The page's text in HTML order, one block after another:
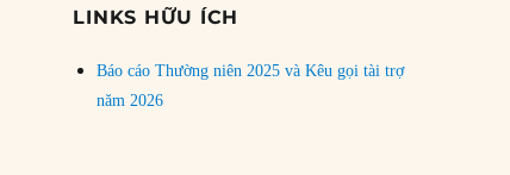
LINKS HỮU ÍCH
Báo cáo Thường niên 2025 và Kêu gọi tài trợ
năm 2026